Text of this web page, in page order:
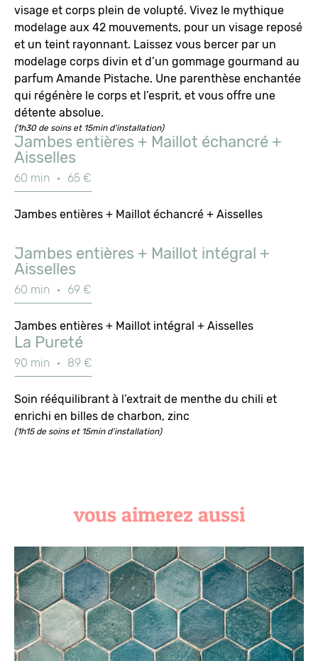
visage et corps plein de volupté. Vivez le mythique
modelage aux 42 mouvements, pour un visage reposé
et un teint rayonnant. Laissez vous bercer par un
modelage corps divin et d’un gommage gourmand au
parfum Amande Pistache. Une parenthèse enchantée
qui régénère le corps et l’esprit, et vous offre une
détente absolue.
(1h30 de soins et 15min d'installation)
Jambes entières + Maillot échancré +
Aisselles
60 min · 65 €
Jambes entières + Maillot échancré + Aisselles
Jambes entières + Maillot intégral +
Aisselles
60 min · 69 €
Jambes entières + Maillot intégral + Aisselles
La Pureté
90 min · 89 €
Soin rééquilibrant à l’extrait de menthe du chili et
enrichi en billes de charbon, zinc
(1h15 de soins et 15min d'installation)
vous aimerez aussi